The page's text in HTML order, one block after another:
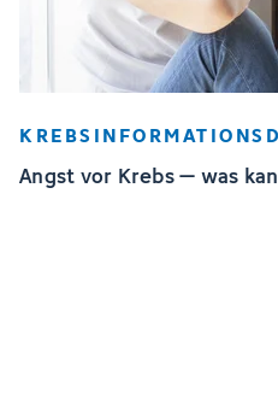
Angst vor Krebs – was